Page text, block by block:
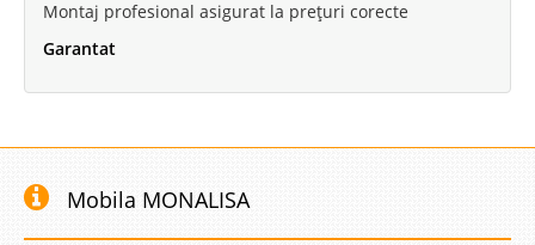
Montaj profesional asigurat la prețuri corecte
Garantat
Mobila MONALISA